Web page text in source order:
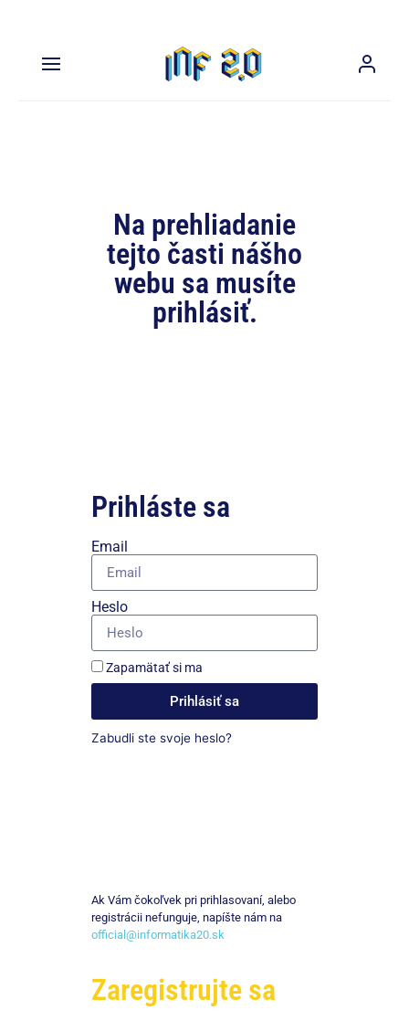
Na prehliadanie
tejto časti nášho
webu sa musíte
prihlásiť.
Prihláste sa
Email
Heslo
Zapamätať si ma
Prihlásiť sa
Zabudli ste svoje heslo?
Ak Vám čokoľvek pri prihlasovaní, alebo
registrácii nefunguje, napíšte nám na
official@informatika20.sk
Zaregistrujte sa